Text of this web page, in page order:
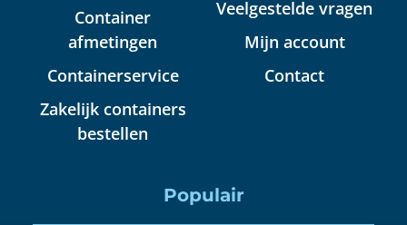
Container
afmetingen
Containerservice
Zakelijk containers
bestellen
Veelgestelde vragen
Mijn account
Contact
Populair